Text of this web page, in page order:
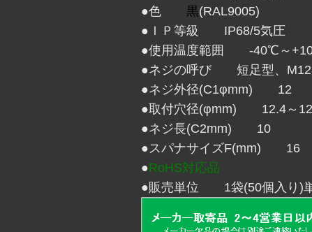
●色 黒(RAL9005)
●ＩＰ等級 IP68/5気圧
●使用温度範囲 -40℃～
●ネジの呼び 短足型、
●ネジ外径(C1φmm) 12
●取付穴径(φmm) 12.4～
●ネジ長(C2mm) 10
●スパナサイズF(mm) 16
●RoHS対応品
●販売単位 1袋(50個入り)